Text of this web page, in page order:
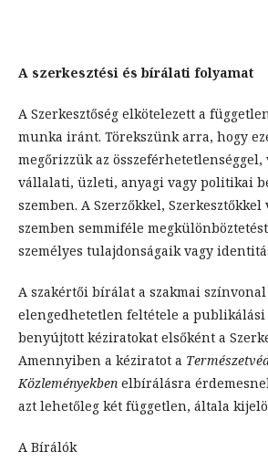
A szerkesztési és bírálati folyamat
A Szerkesztőség elkötelezett a
munka iránt. Törekszünk arra, hogy
megőrizzük az
vállalati, üzleti, anyagi vagy politikai
szemben. A Szerzőkkel,
szemben semmiféle
személyes tulajdonságaik vagy
A szakértői bírálat a szakmai
elengedhetetlen feltétele a publikálási
benyújtott kéziratokat elsőként a
Amennyiben a kéziratot a
Közleményekben elbírálásra
azt lehetőleg két független, általa
A Bírálók